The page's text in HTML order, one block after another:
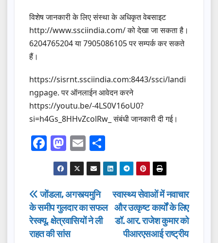
विशेष जानकारी के लिए संस्था के अधिकृत वेबसाइट
http://www.ssciindia.com/ को देखा जा सकता है।
6204765204 या 7905086105 पर सम्पर्क कर सकते
हैं।
https://sisrnt.ssciindia.com:8443/ssci/landi
ngpage. पर ऑनलाईन आवेदन करने
https://youtu.be/-4LS0V16oU0?
si=h4Gs_8HHvZcolRw_ संबंधी जानकारी दी गई।
F
a
c
e
b
o
o
M
a
st
o
d
o
n
E
m
ail
h
ar
e
Post
navigation
स्वास्थ्य सेवाओं में नवाचार
और उत्कृष्ट कार्यों के लिए
डॉ. आर. राजेश कुमार को
पीआरएसआई राष्ट्रीय
जोंडला, अगस्त्यमुनि
के समीप गुलदार का सफल
रेस्क्यू, क्षेत्रवासियों ने ली
राहत की सांस